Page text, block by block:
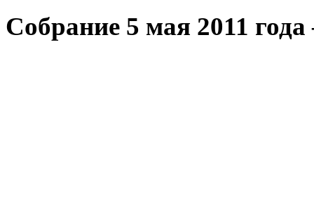
Собрание 5 мая 2011